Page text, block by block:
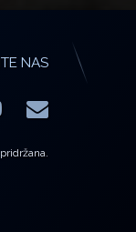
NAS
E-mail